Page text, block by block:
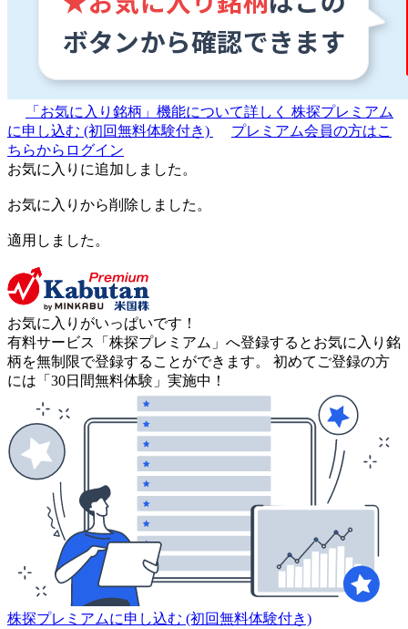
「お気に入り銘柄」機能について詳しく 株探プレミアム
に申し込む (初回無料体験付き)
プレミアム会員の方はこ
ちらからログイン
お気に入りに追加しました。
お気に入りから削除しました。
適用しました。
お気に入りがいっぱいです！
有料サービス「株探プレミアム」へ登録するとお気に入り銘
柄を無制限で登録することができます。 初めてご登録の方
には「30日間無料体験」実施中！
株探プレミアムに申し込む (初回無料体験付き)